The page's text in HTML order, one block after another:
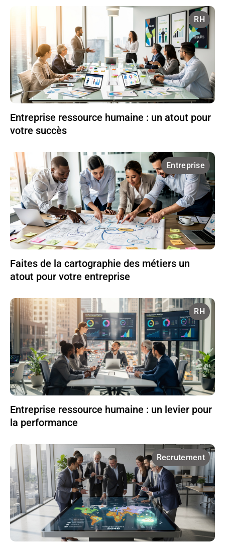
RH
Entreprise ressource humaine : un atout pour
votre succès
Entreprise
Faites de la cartographie des métiers un
atout pour votre entreprise
RH
Entreprise ressource humaine : un levier pour
la performance
Recrutement